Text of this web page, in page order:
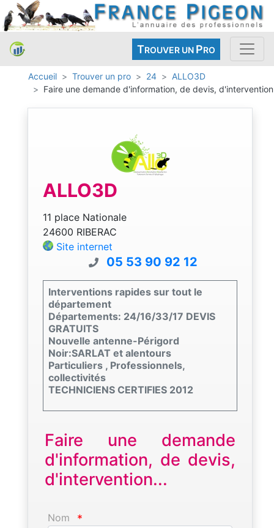
TROUVER UN PRO
Accueil Trouver un pro 24
ALLO3D
Faire une demande d'information, de devis, d'intervention
ALLO3D
11 place Nationale
24600 RIBERAC
Site internet
05 53 90 92 12
Interventions rapides sur tout le
département
Départements: 24/16/33/17 DEVIS
GRATUITS
Nouvelle antenne-Périgord
Noir:SARLAT et alentours
Particuliers , Professionnels,
collectivités
TECHNICIENS CERTIFIES 2012
Faire une demande
d'information, de devis,
d'intervention...
Nom *